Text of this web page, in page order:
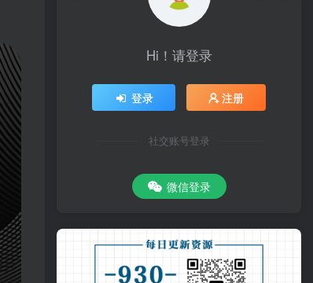
Hi！请登录
登录 注册
社交账号登录
微信登录